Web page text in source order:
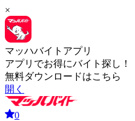
×
マッハバイトアプリ
アプリでお得にバイト探し！
無料ダウンロードはこちら
開く
0